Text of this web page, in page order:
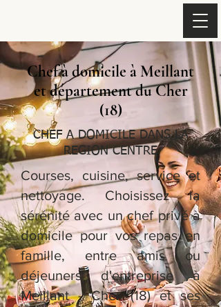
Chef à domicile à Meillant
et département du Cher
(18)
CHEF A DOMICILE DANS LA
REGION CENTRE
Courses, cuisine, service et
nettoyage. Choisissez la
sérénité avec un chef privé à
domicile pour vos repas en
famille, entre amis ou
déjeuners d'entreprise à
Meillant - Cher (18) et ses